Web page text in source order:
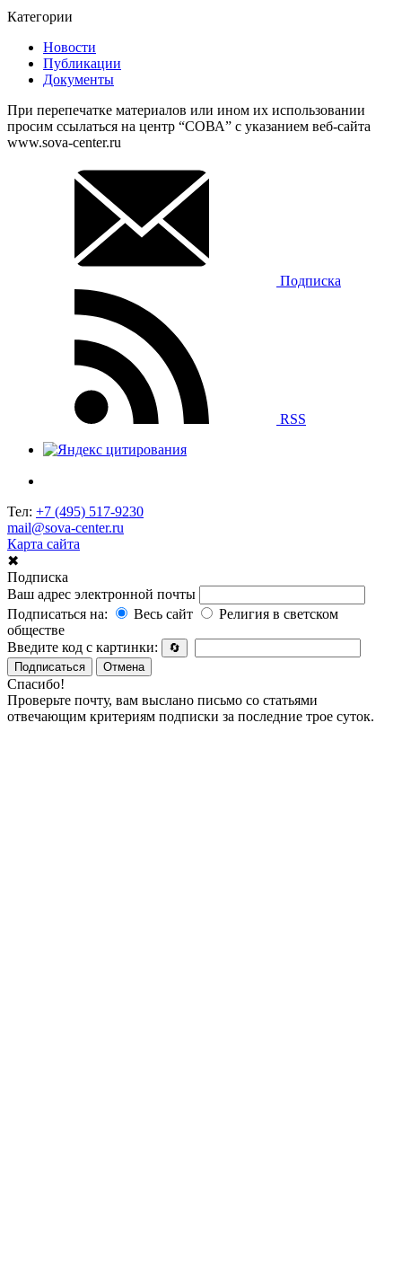
Категории
Новости
Публикации
Документы
При перепечатке материалов или ином их использовании
просим ссылаться на центр “СОВА” с указанием веб-сайта
www.sova-center.ru
Подписка
RSS
Тел: +7 (495) 517-9230
mail@sova-center.ru
Карта сайта
✖
Подписка
Ваш адрес электронной почты
Подписаться на:
Весь сайт
Религия в светском
обществе
Введите код с картинки:
🔄
Подписаться
Отмена
Спасибо!
Проверьте почту, вам выслано письмо со статьями
отвечающим критериям подписки за последние трое суток.